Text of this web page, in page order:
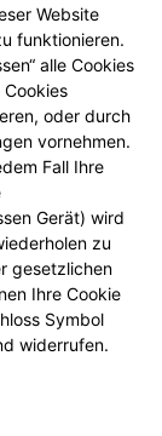
und
Website
funktionieren.
alle Cookies
oder durch
vornehmen.
Fall Ihre
Gerät) wird
zu
gesetzlichen
Ihre Cookie
Symbol
widerrufen.